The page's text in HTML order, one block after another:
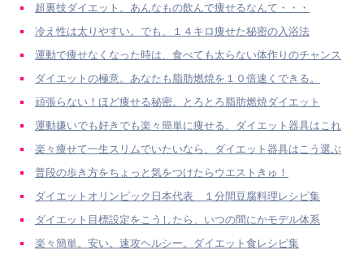
超裏技ダイエット。あんなもの飲んで痩せるなんて・・・
冷え性は太りやすい。でも、１４キロ痩せた秘密の入浴法
運動で痩せなくなった時は、食べても太らない体作りのチャンス
ダイエットの極意。あなたも脂肪燃焼を１０倍速くできる。
頑張らない！ほど痩せる秘密。とろとろ脂肪燃焼ダイエット
運動嫌いでも好きでも楽々簡単に痩せる、ダイエット器具はこれ
楽々痩せて一生スリムでいたいなら、ダイエット器具はこう選ぶ
普段の歩き方をちょっと気をつけたらウエストきゅ！
ダイエットオリンピック日本代表 １分間豆腐料理レシピ集
ダイエット目標設定をこうしたら、いつの間にかモデル体系
楽々簡単。安い。速攻ヘルシー。ダイエット食レシピ集